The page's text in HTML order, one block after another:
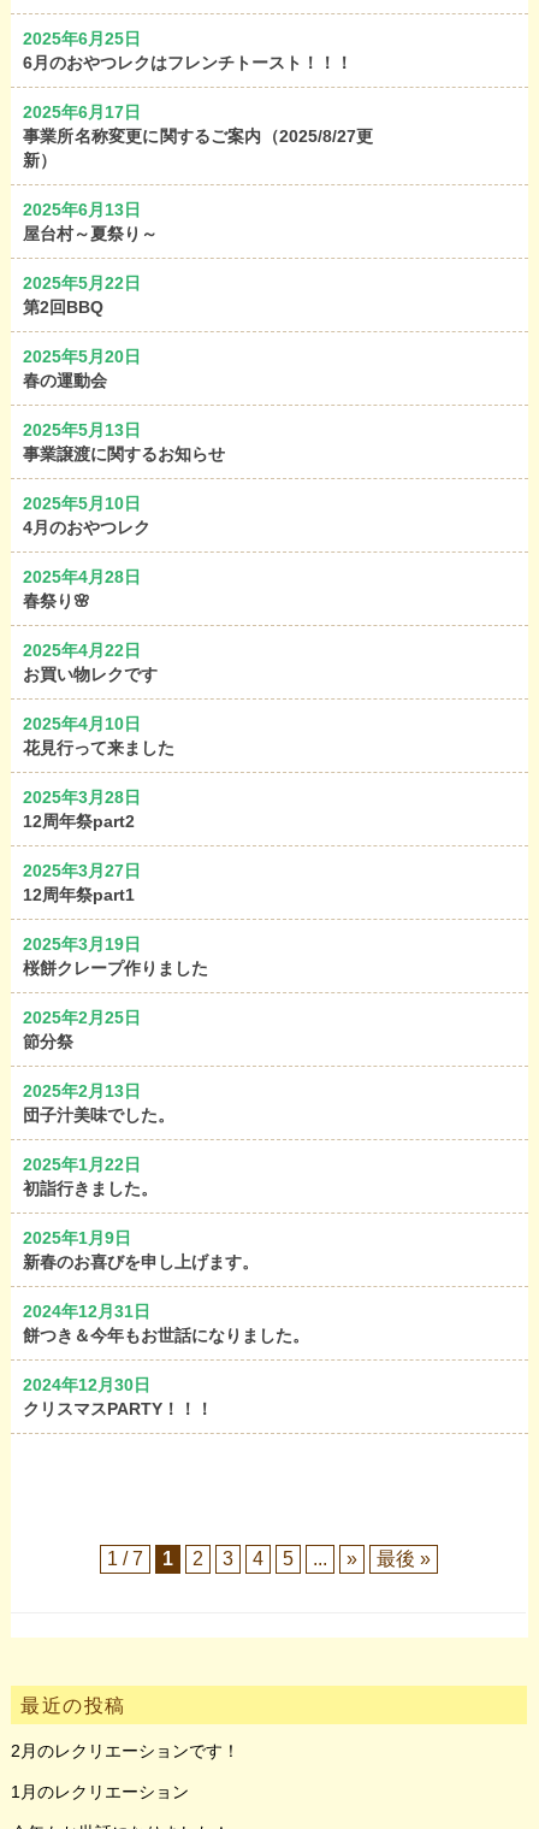
2025年6月25日
6月のおやつレクはフレンチトースト！！！
2025年6月17日
事業所名称変更に関するご案内（2025/8/27更
新）
2025年6月13日
屋台村～夏祭り～
2025年5月22日
第2回BBQ
2025年5月20日
春の運動会
2025年5月13日
事業譲渡に関するお知らせ
2025年5月10日
4月のおやつレク
2025年4月28日
春祭り🌸
2025年4月22日
お買い物レクです
2025年4月10日
花見行って来ました
2025年3月28日
12周年祭part2
2025年3月27日
12周年祭part1
2025年3月19日
桜餅クレープ作りました
2025年2月25日
節分祭
2025年2月13日
団子汁美味でした。
2025年1月22日
初詣行きました。
2025年1月9日
新春のお喜びを申し上げます。
2024年12月31日
餅つき＆今年もお世話になりました。
2024年12月30日
クリスマスPARTY！！！
1 / 7 1 2 3 4 5 ... » 最後 »
最近の投稿
2月のレクリエーションです！
1月のレクリエーション